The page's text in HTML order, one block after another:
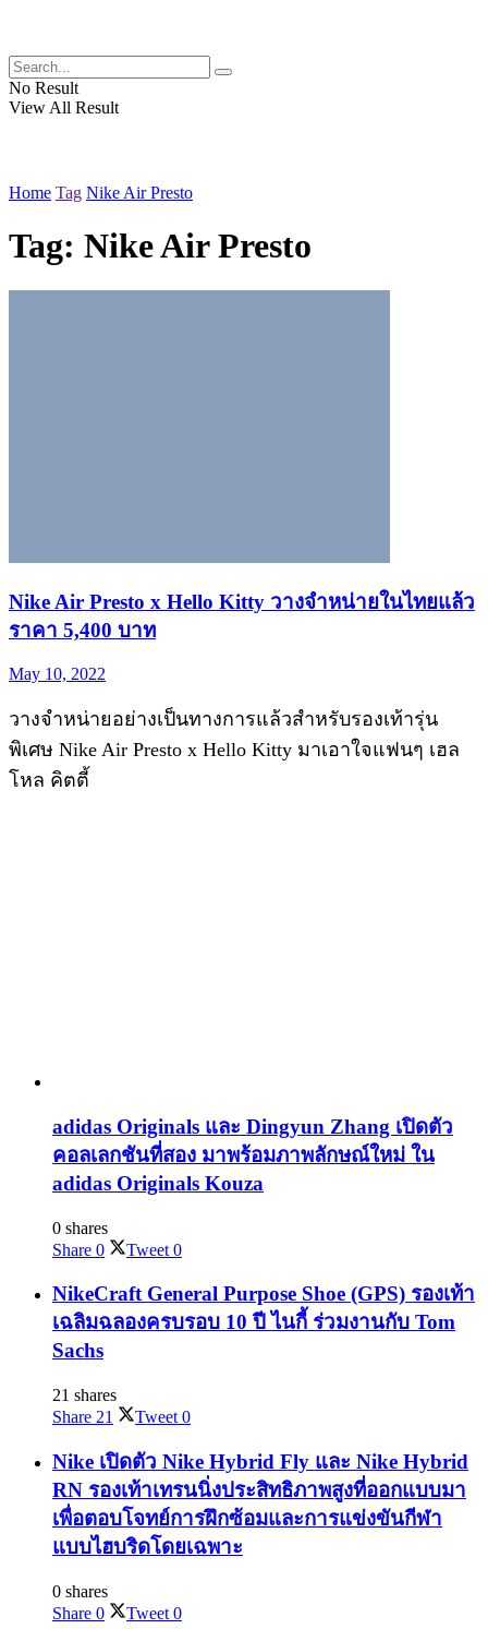
No Result
View All Result
Home Tag Nike Air Presto
Tag: Nike Air Presto
Nike Air Presto x Hello Kitty วางจำหน่ายในไทยแล้ว
ราคา 5,400 บาท
May 10, 2022
วางจำหน่ายอย่างเป็นทางการแล้วสำหรับรองเท้ารุ่น
พิเศษ Nike Air Presto x Hello Kitty มาเอาใจแฟนๆ เฮล
โหล คิตตี้
adidas Originals และ Dingyun Zhang เปิดตัว
คอลเลกชันที่สอง มาพร้อมภาพลักษณ์ใหม่ ใน
adidas Originals Kouza
0 shares
Share 0 Tweet 0
NikeCraft General Purpose Shoe (GPS) รองเท้า
เฉลิมฉลองครบรอบ 10 ปี ไนกี้ ร่วมงานกับ Tom
Sachs
21 shares
Share 21 Tweet 0
Nike เปิดตัว Nike Hybrid Fly และ Nike Hybrid
RN รองเท้าเทรนนิ่งประสิทธิภาพสูงที่ออกแบบมา
เพื่อตอบโจทย์การฝึกซ้อมและการแข่งขันกีฬา
แบบไฮบริดโดยเฉพาะ
0 shares
Share 0 Tweet 0